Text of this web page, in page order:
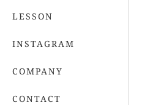
LESSON
INSTAGRAM
COMPANY
CONTACT